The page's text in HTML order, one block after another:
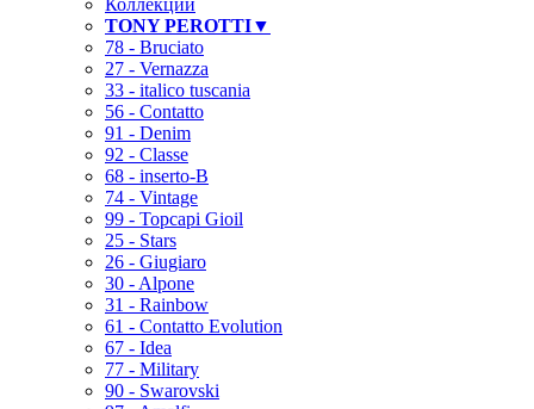
Коллекции
TONY PEROTTI▼
78 - Bruciato
27 - Vernazza
33 - italico tuscania
56 - Contatto
91 - Denim
92 - Classe
68 - inserto-B
74 - Vintage
99 - Topcapi Gioil
25 - Stars
26 - Giugiaro
30 - Alpone
31 - Rainbow
61 - Contatto Evolution
67 - Idea
77 - Military
90 - Swarovski